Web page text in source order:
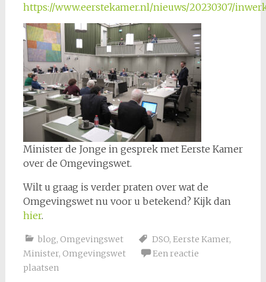
https://www.eerstekamer.nl/nieuws/20230307/
Minister de Jonge in gesprek met Eerste Kamer
over de Omgevingswet.
Wilt u graag is verder praten over wat de
Omgevingswet nu voor u betekend? Kijk dan
hier.
blog, Omgevingswet DSO, Eerste Kamer,
Minister, Omgevingswet
Een reactie
plaatsen